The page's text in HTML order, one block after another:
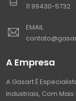
11 99430-5732
EMAIL
A Empresa
A Gasart É
Industriais, Com